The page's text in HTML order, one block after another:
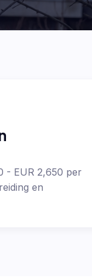
- EUR 2,650 per
en